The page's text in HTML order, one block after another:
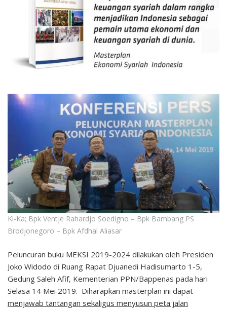
Ki-Ka; Bpk Ventje Rahardjo Soedigno – Bpk Bambang PS
Brodjonegoro – Bpk Afdhal Aliasar
Peluncuran buku MEKSI 2019-2024 dilakukan oleh Presiden
Joko Widodo di Ruang Rapat Djuanedi Hadisumarto 1-5,
Gedung Saleh Afif, Kementerian PPN/Bappenas pada hari
Selasa 14 Mei 2019. Diharapkan masterplan ini dapat
menjawab tantangan sekaligus menyusun peta jalan